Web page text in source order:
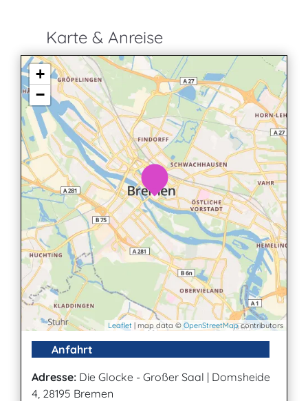
Karte & Anreise
+
−
Leaflet | map data © OpenStreetMapcontributors
Anfahrt
Adresse: Die Glocke - Großer Saal | Domsheide
4, 28195 Bremen